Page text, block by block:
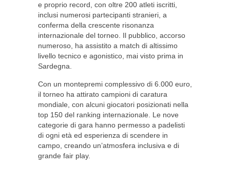
e proprio record, con oltre 200 atleti iscritti,
inclusi numerosi partecipanti stranieri, a
conferma della crescente risonanza
internazionale del torneo. Il pubblico, accorso
numeroso, ha assistito a match di altissimo
livello tecnico e agonistico, mai visto prima in
Sardegna.
Con un montepremi complessivo di 6.000 euro,
il torneo ha attirato campioni di caratura
mondiale, con alcuni giocatori posizionati nella
top 150 del ranking internazionale. Le nove
categorie di gara hanno permesso a padelisti
di ogni età ed esperienza di scendere in
campo, creando un’atmosfera inclusiva e di
grande fair play.